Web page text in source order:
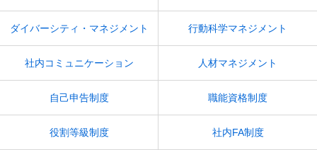
ダイバーシティ・マネジメント 行動科学マネジメント
社内コミュニケーション 人材マネジメント
自己申告制度 職能資格制度
役割等級制度 社内FA制度